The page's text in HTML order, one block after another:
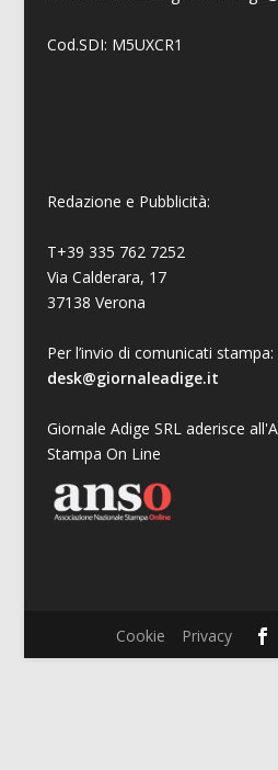
Cod.SDI: M5UXCR1
Redazione e Pubblicità:
T+39 335 762 7252
Via Calderara, 17
37138 Verona
Per l’invio di comunicati stampa:
desk@giornaleadige.it
Giornale Adige SRL aderisce
Stampa On Line
Cookie Privacy